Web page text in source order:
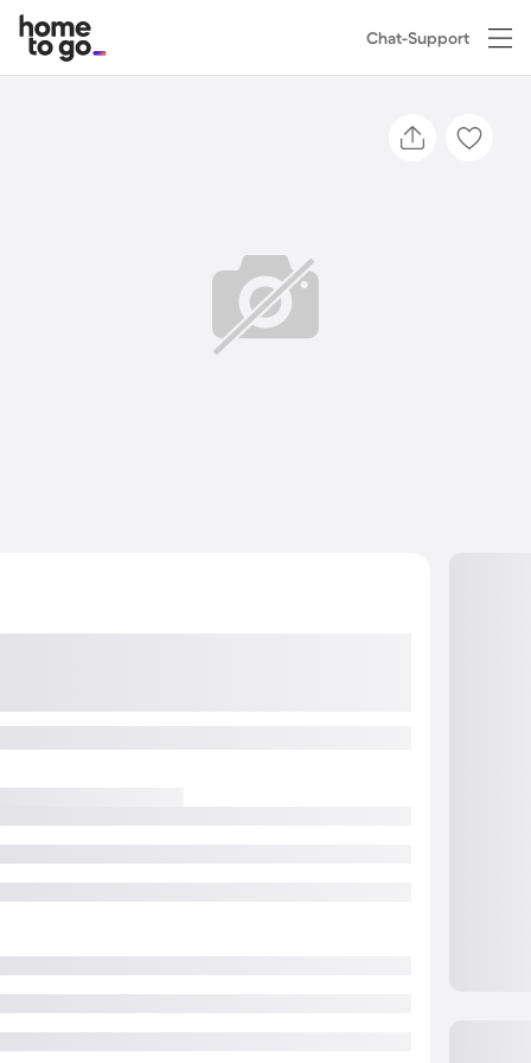
Chat-Support